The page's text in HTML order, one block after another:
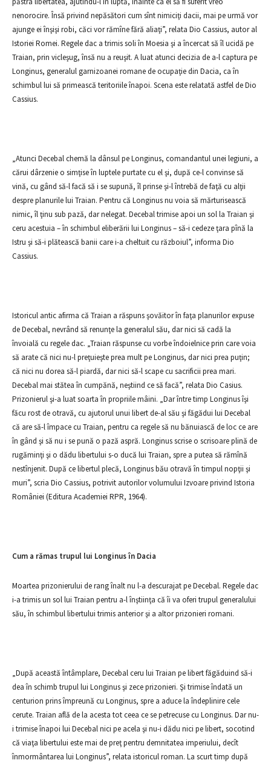
nenorocire. Însă privind nepăsători cum sînt nimiciţi dacii, mai pe urmă vor
ajunge ei înşişi robi, căci vor rămîne fără aliaţi”, relata Dio Cassius, autor al
Istoriei Romei. Regele dac a trimis soli în Moesia şi a încercat să îl ucidă pe
Traian, prin vicleşug, însă nu a reuşit. A luat atunci decizia de a-l captura pe
Longinus, generalul garnizoanei romane de ocupaţie din Dacia, ca în
schimbul lui să primească teritoriile înapoi. Scena este relatată astfel de Dio
Cassius.
„Atunci Decebal chemă la dânsul pe Longinus, comandantul unei legiuni, a
cărui dârzenie o simţise în luptele purtate cu el şi, după ce-l convinse să
vină, cu gând să-l facă să i se supună, îl prinse şi-l întrebă de faţă cu alţii
despre planurile lui Traian. Pentru că Longinus nu voia să mărturisească
nimic, îl ţinu sub pază, dar nelegat. Decebal trimise apoi un sol la Traian şi
ceru acestuia – în schimbul eliberării lui Longinus – să-i cedeze ţara pînă la
Istru şi să-i plătească banii care i-a cheltuit cu războiul”, informa Dio
Cassius.
Istoricul antic afirma că Traian a răspuns şovăitor în faţa planurilor expuse
de Decebal, nevrând să renunţe la generalul său, dar nici să cadă la
învoială cu regele dac. „Traian răspunse cu vorbe îndoielnice prin care voia
să arate că nici nu-l preţuieşte prea mult pe Longinus, dar nici prea puţin;
că nici nu dorea să-l piardă, dar nici să-l scape cu sacrificii prea mari.
Decebal mai stătea în cumpănă, neştiind ce să facă”, relata Dio Casius.
Prizonierul şi-a luat soarta în propriile mâini. „Dar între timp Longinus îşi
făcu rost de otravă, cu ajutorul unui libert de-al său şi făgădui lui Decebal
că are să-l împace cu Traian, pentru ca regele să nu bănuiască de loc ce are
în gând şi să nu i se pună o pază aspră. Longinus scrise o scrisoare plină de
rugăminţi şi o dădu libertului s-o ducă lui Traian, spre a putea să rămînă
nestînjenit. După ce libertul plecă, Longinus bău otravă în timpul nopţii şi
muri”, scria Dio Cassius, potrivit autorilor volumului Izvoare privind Istoria
României (Editura Academiei RPR, 1964).
Cum a rămas trupul lui Longinus în Dacia
Moartea prizonierului de rang înalt nu l-a descurajat pe Decebal. Regele dac
i-a trimis un sol lui Traian pentru a-l înştiinţa că îi va oferi trupul generalului
său, în schimbul libertului trimis anterior şi a altor prizonieri romani.
„După această întâmplare, Decebal ceru lui Traian pe libert făgăduind să-i
dea în schimb trupul lui Longinus şi zece prizonieri. Şi trimise îndată un
centurion prins împreună cu Longinus, spre a aduce la îndeplinire cele
cerute. Traian află de la acesta tot ceea ce se petrecuse cu Longinus. Dar nu-
i trimise înapoi lui Decebal nici pe acela şi nu-i dădu nici pe libert, socotind
că viaţa libertului este mai de preţ pentru demnitatea imperiului, decît
înmormântarea lui Longinus”, relata istoricul roman. La scurt timp după